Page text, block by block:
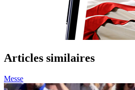
Articles similaires
Messe